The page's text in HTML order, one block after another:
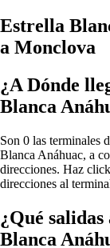
Estrella
a Monclova
¿A Dónde
Blanca
Son 0 las terminales
Blanca Anáhuac, a
direcciones. Haz
direcciones al
¿Qué
Blanca